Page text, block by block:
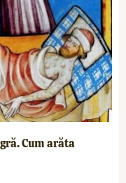
Cum arăta